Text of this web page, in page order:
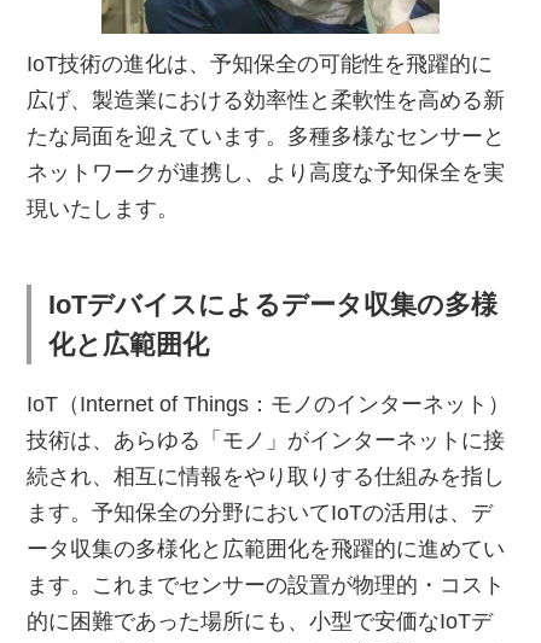
IoT技術の進化は、予知保全の可能性を飛躍的に
広げ、製造業における効率性と柔軟性を高める新
たな局面を迎えています。多種多様なセンサーと
ネットワークが連携し、より高度な予知保全を実
現いたします。
IoTデバイスによるデータ収集の多様
化と広範囲化
IoT（Internet of Things：モノのインターネット）
技術は、あらゆる「モノ」がインターネットに接
続され、相互に情報をやり取りする仕組みを指し
ます。予知保全の分野においてIoTの活用は、デ
ータ収集の多様化と広範囲化を飛躍的に進めてい
ます。これまでセンサーの設置が物理的・コスト
的に困難であった場所にも、小型で安価なIoTデ